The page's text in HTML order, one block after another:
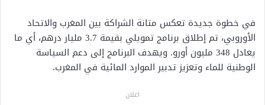
في خطوة جديدة تعكس متانة الشراكة بين المغرب والاتحاد
الأوروبي، تم إطلاق برنامج تمويلي بقيمة 3.7 مليار درهم، أي ما
يعادل 348 مليون أورو. ويهدف البرنامج إلى دعم السياسة
الوطنية للماء وتعزيز تدبير الموارد المائية في المغرب.
اعلان